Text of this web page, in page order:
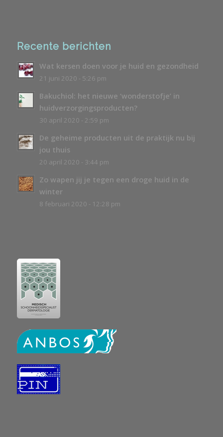
Recente berichten
Wat kersen doen voor je huid en gezondheid
21 juni 2020 - 5:26 pm
Bakuchiol: het nieuwe ‘wonderstofje’ in
huidverzorgingsproducten?
30 april 2020 - 2:59 pm
De geheime producten uit de praktijk nu bij
jou thuis
20 april 2020 - 3:44 pm
Zo wapen jij je tegen een droge huid in de
winter
8 februari 2020 - 12:28 pm